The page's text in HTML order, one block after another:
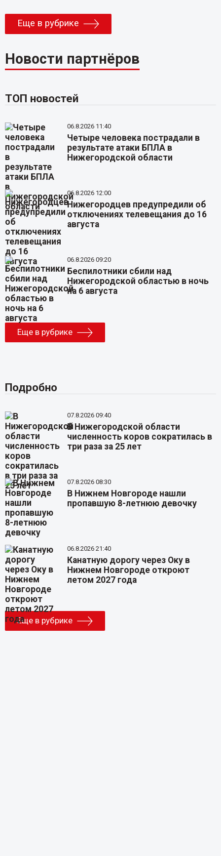
Еще в рубрике
Новости партнёров
ТОП новостей
06.8.2026 11:40
Четыре человека пострадали в
результате атаки БПЛА в
Нижегородской области
06.8.2026 12:00
Нижегородцев предупредили об
отключениях телевещания до 16
августа
06.8.2026 09:20
Беспилотники сбили над
Нижегородской областью в ночь
на 6 августа
Еще в рубрике
Подробно
07.8.2026 09:40
В Нижегородской области
численность коров сократилась в
три раза за 25 лет
07.8.2026 08:30
В Нижнем Новгороде нашли
пропавшую 8-летнюю девочку
06.8.2026 21:40
Канатную дорогу через Оку в
Нижнем Новгороде откроют
летом 2027 года
Еще в рубрике